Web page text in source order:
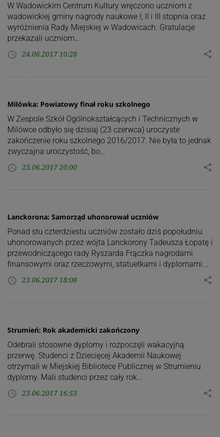
W Wadowickim Centrum Kultury wręczono uczniom z
wadowickiej gminy nagrody naukowe I, II i III stopnia oraz
wyróżnienia Rady Miejskiej w Wadowicach. Gratulacje
przekazali uczniom…
access_time 24.06.2017 10:28 share
Milówka: Powiatowy finał roku szkolnego
W Zespole Szkół Ogólnokształcących i Technicznych w
Milówce odbyło się dzisiaj (23 czerwca) uroczyste
zakończenie roku szkolnego 2016/2017. Nie była to jednak
zwyczajna uroczystość, bo…
access_time 23.06.2017 20:00 share
Lanckorona: Samorząd uhonorował uczniów
Ponad stu czterdziestu uczniów zostało dziś popołudniu
uhonorowanych przez wójta Lanckorony Tadeusza Łopatę i
przewodniczącego rady Ryszarda Frączka nagrodami
finansowymi oraz rzeczowymi, statuetkami i dyplomami.…
access_time 23.06.2017 18:08 share
Strumień: Rok akademicki zakończony
Odebrali stosowne dyplomy i rozpoczęli wakacyjną
przerwę. Studenci z Dziecięcej Akademii Naukowej
otrzymali w Miejskiej Bibliotece Publicznej w Strumieniu
dyplomy. Mali studenci przez cały rok…
access_time 23.06.2017 16:53 share